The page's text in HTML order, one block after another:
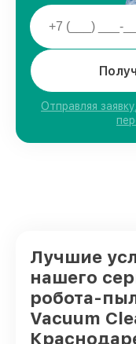
Отправляя
Лучшие
нашего
робота-
Vacuum